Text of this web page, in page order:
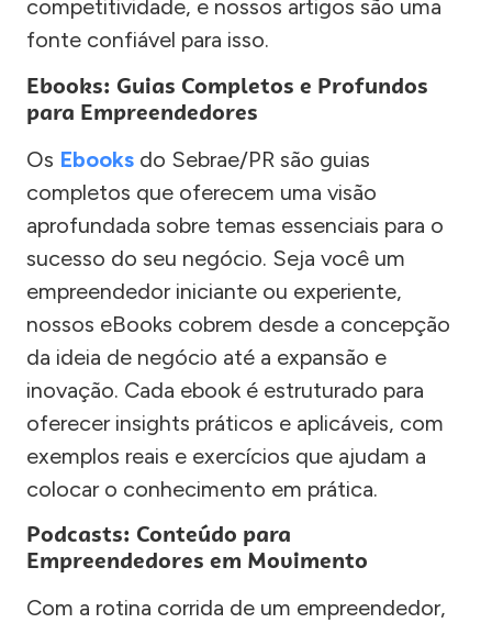
competitividade, e nossos artigos são uma
fonte confiável para isso.
Ebooks: Guias Completos e Profundos
para Empreendedores
Os Ebooks do Sebrae/PR são guias
completos que oferecem uma visão
aprofundada sobre temas essenciais para o
sucesso do seu negócio. Seja você um
empreendedor iniciante ou experiente,
nossos eBooks cobrem desde a concepção
da ideia de negócio até a expansão e
inovação. Cada ebook é estruturado para
oferecer insights práticos e aplicáveis, com
exemplos reais e exercícios que ajudam a
colocar o conhecimento em prática.
Podcasts: Conteúdo para
Empreendedores em Movimento
Com a rotina corrida de um empreendedor,